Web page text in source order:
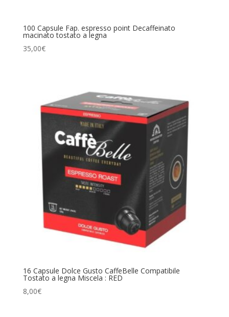
100 Capsule Fap. espresso point Decaffeinato
macinato tostato a legna
35,00€
16 Capsule Dolce Gusto CaffeBelle Compatibile
Tostato a legna Miscela : RED
8,00€